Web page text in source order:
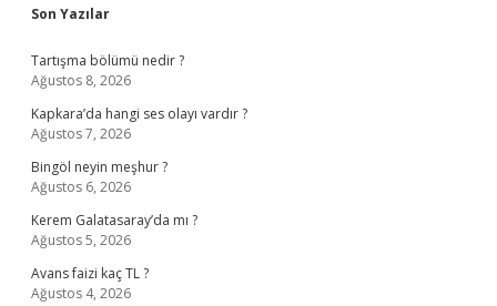
Sidebar
Son Yazılar
Tartışma bölümü nedir ?
Ağustos 8, 2026
Kapkara’da hangi ses olayı vardır ?
Ağustos 7, 2026
Bingöl neyin meşhur ?
Ağustos 6, 2026
Kerem Galatasaray’da mı ?
Ağustos 5, 2026
Avans faizi kaç TL ?
Ağustos 4, 2026